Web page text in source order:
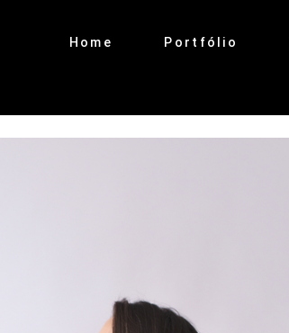
Home Portfólio